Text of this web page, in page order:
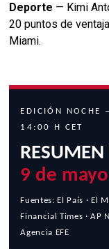
Deporte — Kimi
20 puntos de
Miami.
EDICIÓN NOCHE
14:00 H CET
9 de
Fuentes: El País · El
Financial Times · AP
Agencia EFE